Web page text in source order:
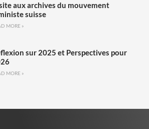
aux archives du mouvement
suisse
MORE »
sur 2025 et Perspectives pour
MORE »